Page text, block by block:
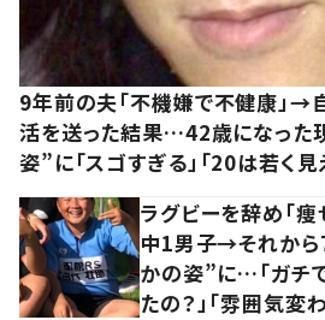
9年前の夫「不機嫌で不健康」→
活を送った結果…42歳になった
姿”に「スゴすぎる」「20は若く見
ラグビーを辞め「
中1男子→それから
かの姿”に…「ガチ
たの？」「雰囲気変